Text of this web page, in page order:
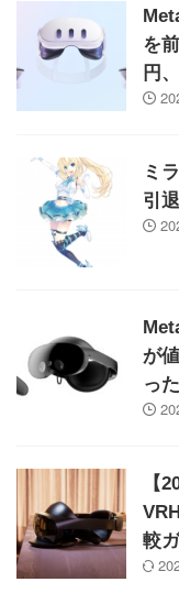
を
円
ミ
引
が
っ
【
較